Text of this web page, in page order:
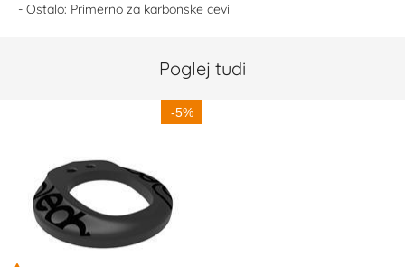
- Ostalo: Primerno za karbonske cevi
Poglej tudi
-5%